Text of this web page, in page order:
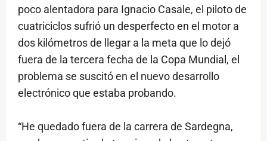
poco alentadora para Ignacio Casale, el piloto de
cuatriciclos sufrió un desperfecto en el motor a
dos kilómetros de llegar a la meta que lo dejó
fuera de la tercera fecha de la Copa Mundial, el
problema se suscitó en el nuevo desarrollo
electrónico que estaba probando.
“He quedado fuera de la carrera de Sardegna,